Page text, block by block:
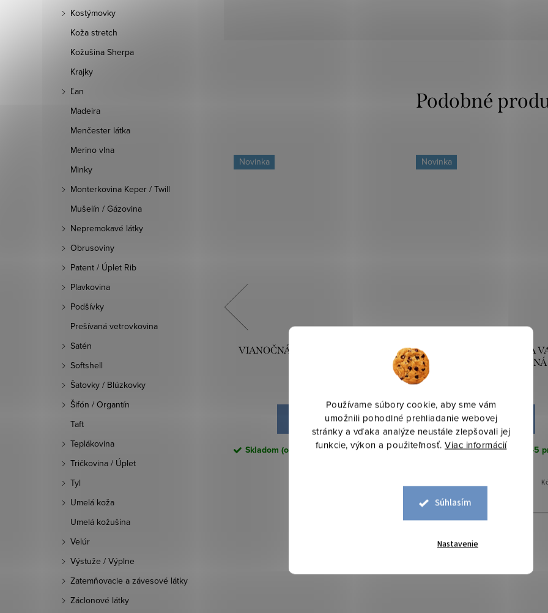
Používame súbory cookie, aby sme vám
umožnili pohodlné prehliadanie webovej
stránky a vďaka analýze neustále zlepšovali jej
funkcie, výkon a použiteľnosť. Viac informácií
Súhlasím
Nastavenie
Kostýmovky
Koža stretch
Kožušina Sherpa
Krajky
Ľan
Madeira
Menčester látka
Merino vlna
Minky
Monterkovina Keper / Twill
Mušelín / Gázovina
Nepremokavé látky
Obrusoviny
Patent / Úplet Rib
Plavkovina
Podšívky
Prešívaná vetrovkovina
Satén
Softshell
Šatovky / Blúzkovky
Šifón / Organtín
Taft
Teplákovina
Tričkovina / Úplet
Tyl
Umelá koža
Umelá kožušina
Velúr
Výstuže / Výplne
Zatemňovacie a závesové látky
Záclonové látky
VIANOČNA OBLIEČKA NA VANKÚŠ
41 45X45 CM ČERVENÁ
12,40 €
Skladom (odosielame do 3-5 prac. dní)
100 ks
Novinka
VIANOČNÁ DEKA BLINK 150X200
DO KOŠÍKA
Skladom (odosielame do 3-5 prac. dní)
Novinka
VIANOČNA OBLIEČKA NA
96 45X45 CM ZELENÁ
DO KOŠÍKA
Skladom (odosielame do 3-5